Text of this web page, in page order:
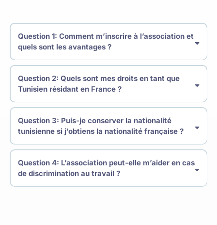
Question 1: Comment m’inscrire à l’association et
quels sont les avantages ?
Question 2: Quels sont mes droits en tant que
Tunisien résidant en France ?
Question 3: Puis-je conserver la nationalité
tunisienne si j’obtiens la nationalité française ?
Question 4: L’association peut-elle m’aider en cas
de discrimination au travail ?